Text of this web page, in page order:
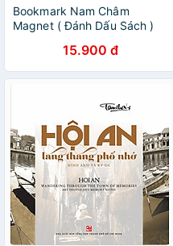
Bookmark Nam Châm
Magnet ( Đánh Dấu Sách )
- 1 Cái Mẫu Ngẫu Nhiên
15.900 đ